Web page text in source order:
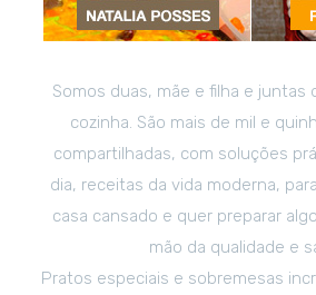
Somos duas, mãe e filha e juntas
cozinha. São mais de mil e
compartilhadas, com soluções
dia, receitas da vida moderna,
casa cansado e quer preparar
mão da qualidade e
Pratos especiais e sobremesas